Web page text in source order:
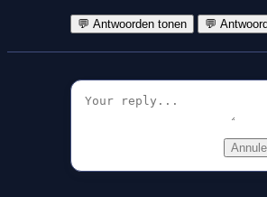
💬 Antwoorden tonen 💬